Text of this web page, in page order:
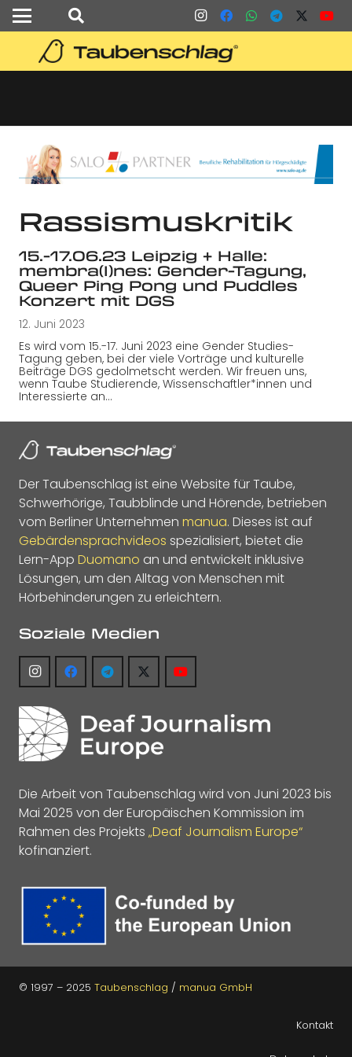
Rassismuskritik
15.-17.06.23 Leipzig + Halle:
membra(I)nes: Gender-Tagung,
Queer Ping Pong und Puddles
Konzert mit DGS
12. Juni 2023
Es wird vom 15.-17. Juni 2023 eine Gender Studies-
Tagung geben, bei der viele Vorträge und kulturelle
Beiträge DGS gedolmetscht werden. Wir freuen uns,
wenn Taube Studierende, Wissenschaftler*innen und
Interessierte an…
Der Taubenschlag ist eine Website für Taube,
Schwerhörige, Taubblinde und Hörende, betrieben
vom Berliner Unternehmen manua. Dieses ist auf
Gebärdensprachvideos spezialisiert, bietet die
Lern-App Duomano an und entwickelt inklusive
Lösungen, um den Alltag von Menschen mit
Hörbehinderungen zu erleichtern.
Soziale Medien
Die Arbeit von Taubenschlag wird von Juni 2023 bis
Mai 2025 von der Europäischen Kommission im
Rahmen des Projekts „Deaf Journalism Europe“
kofinanziert.
© 1997 – 2025 Taubenschlag / manua GmbH
Kontakt